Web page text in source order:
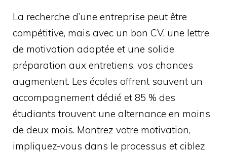
La recherche d’une entreprise peut être
compétitive, mais avec un bon CV, une lettre
de motivation adaptée et une solide
préparation aux entretiens, vos chances
augmentent. Les écoles offrent souvent un
accompagnement dédié et 85 % des
étudiants trouvent une alternance en moins
de deux mois. Montrez votre motivation,
impliquez-vous dans le processus et ciblez